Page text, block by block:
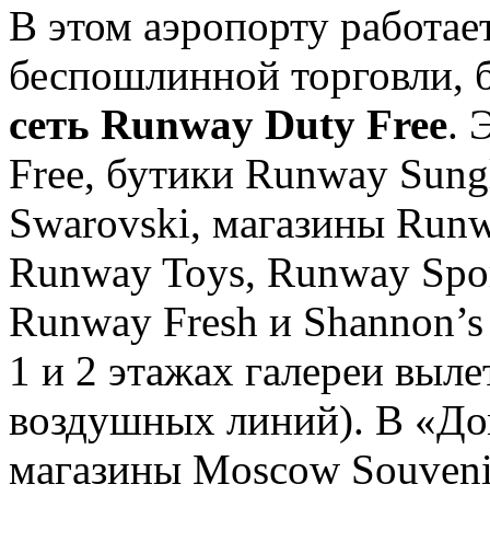
В этом аэропорту
беспошлинной торговли,
сеть Runway Duty Free.
Free, бутики Runway
Swarovski, магазины
Runway Toys, Runway
Runway Fresh и
1 и 2 этажах галереи
воздушных линий). В
магазины Moscow